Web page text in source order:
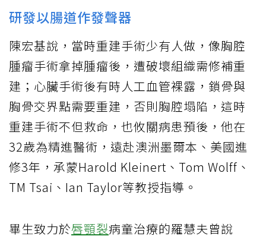
研發以腸道作發聲器
陳宏基說，當時重建手術少有人做，像胸腔
腫瘤手術拿掉腫瘤後，遭破壞組織需修補重
建；心臟手術後有時人工血管裸露，鎖骨與
胸骨交界點需要重建，否則胸腔塌陷，這時
重建手術不但救命，也攸關病患預後，他在
32歲為精進醫術，遠赴澳洲墨爾本、美國進
修3年，承蒙Harold Kleinert、Tom Wolff、
TM Tsai、Ian Taylor等教授指導。
畢生致力於唇顎裂病童治療的羅慧夫曾說